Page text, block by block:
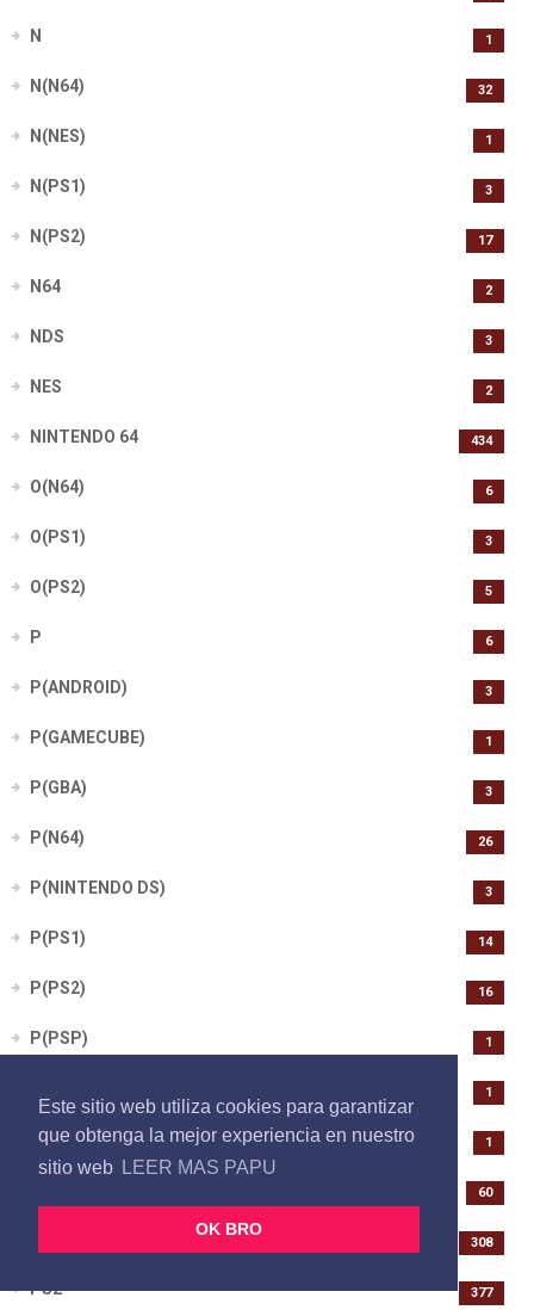
Este sitio web utiliza cookies para garantizar
que obtenga la mejor experiencia en nuestro
sitio web LEER MAS PAPU
OK BRO
N 1
N(N64) 32
N(NES) 1
N(PS1) 3
N(PS2) 17
N64 2
NDS 3
NES 2
NINTENDO 64 434
O(N64) 6
O(PS1) 3
O(PS2) 5
P 6
P(ANDROID) 3
P(GAMECUBE) 1
P(GBA) 3
P(N64) 26
P(NINTENDO DS) 3
P(PS1) 14
P(PS2) 16
P(PSP) 1
1
P(WII U) 1
60
308
PS2 377